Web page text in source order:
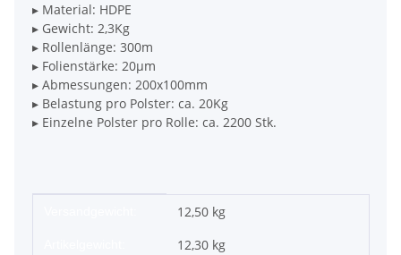
▸ Material: HDPE
▸ Gewicht: 2,3Kg
▸ Rollenlänge: 300m
▸ Folienstärke: 20µm
▸ Abmessungen: 200x100mm
▸ Belastung pro Polster: ca. 20Kg
▸ Einzelne Polster pro Rolle: ca. 2200 Stk.
12,50 kg
12,30 kg